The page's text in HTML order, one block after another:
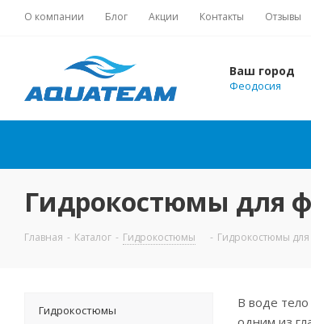
О компании Блог Акции Контакты Отзывы
Ваш город
Феодосия
Гидрокостюмы для
Главная - Каталог - Гидрокостюмы - Гидрокостюмы
В воде тело
Гидрокостюмы